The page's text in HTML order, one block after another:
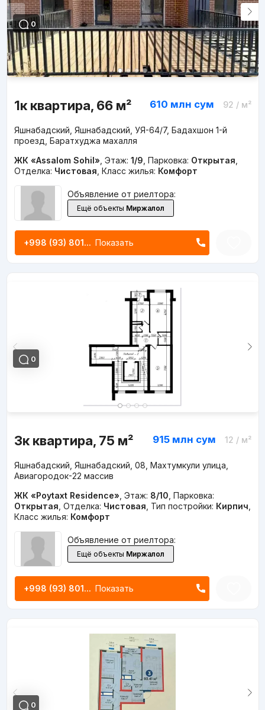
0
1к квартира, 66 м² 610 млн сум 92 / м²
Яшнабадский, Яшнабадский, УЯ-64/7, Бадахшон 1-й
проезд, Баратхуджа махалля
ЖК «Assalom Sohil» Этаж: 1/9 Парковка: Открытая
Отделка: Чистовая Класс жилья: Комфорт
Объявление от риелтора:
Ещё объекты Миржалол
+998 (93) 801... Показать
0
3к квартира, 75 м² 915 млн сум 12 / м²
Яшнабадский, Яшнабадский, 08, Махтумкули улица,
Авиагородок-22 массив
ЖК «Poytaxt Residence» Этаж: 8/10 Парковка:
Открытая Отделка: Чистовая Тип постройки: Кирпич
Класс жилья: Комфорт
Объявление от риелтора:
Ещё объекты Миржалол
+998 (93) 801... Показать
0